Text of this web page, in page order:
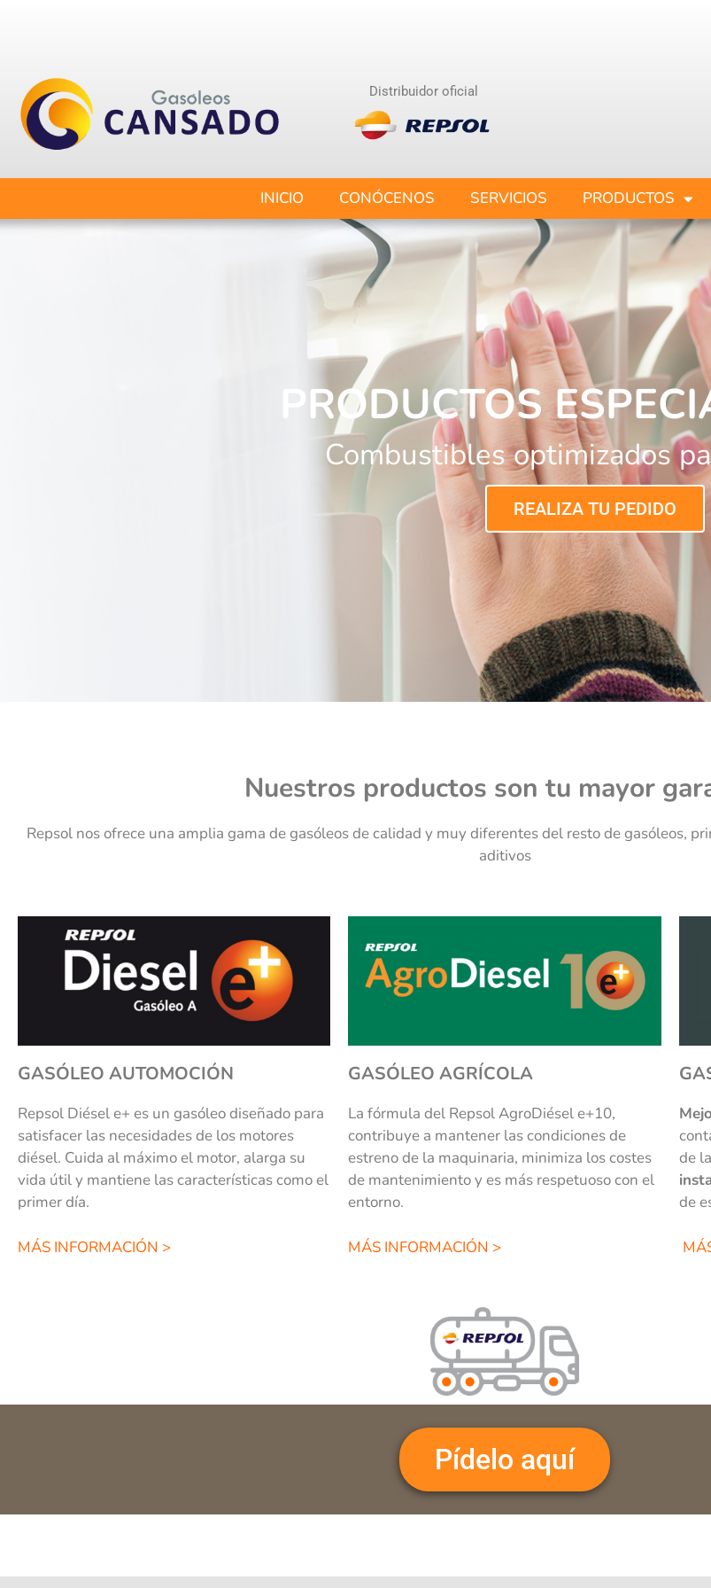
Distribuidor oficial
INICIO CONÓCENOS SERVICIOS PRODUCTOS
PRODUCTOS
Combustibles optimizados
REALIZA TU PEDIDO
Nuestros productos son tu mayor
Repsol nos ofrece una amplia gama de gasóleos de calidad y muy diferentes del resto de gasóleos,
aditivos
GASÓLEO AUTOMOCIÓN
Repsol Diésel e+ es un gasóleo diseñado para
satisfacer las necesidades de los motores
diésel. Cuida al máximo el motor, alarga su
vida útil y mantiene las características como el
primer día.
MÁS INFORMACIÓN >
GASÓLEO AGRÍCOLA
La fórmula del Repsol AgroDiésel e+10,
contribuye a mantener las condiciones de
estreno de la maquinaria, minimiza los costes
de mantenimiento y es más respetuoso con el
entorno.
MÁS INFORMACIÓN >
de
de
Pídelo aquí